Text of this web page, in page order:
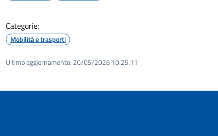
Categorie:
Mobilità e trasporti
Ultimo aggiornamento: 20/05/2026 10:25.11